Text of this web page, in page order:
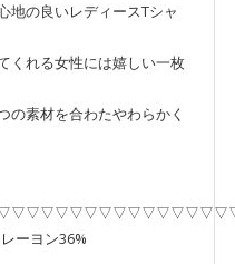
地の良いレディースTシャ
くれる女性には嬉しい一枚
の素材を合わたやわらかく
ーヨン36%